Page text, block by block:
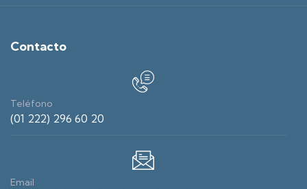
Contacto
Teléfono
(01 222) 296 60 20
Email